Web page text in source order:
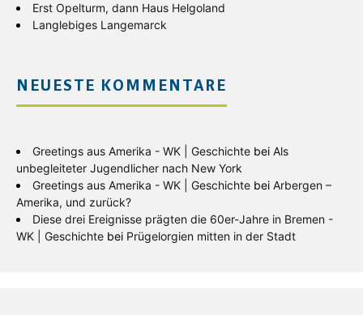
Erst Opelturm, dann Haus Helgoland
Langlebiges Langemarck
NEUESTE KOMMENTARE
Greetings aus Amerika - WK | Geschichte bei Als
unbegleiteter Jugendlicher nach New York
Greetings aus Amerika - WK | Geschichte bei Arbergen –
Amerika, und zurück?
Diese drei Ereignisse prägten die 60er-Jahre in Bremen -
WK | Geschichte bei Prügelorgien mitten in der Stadt